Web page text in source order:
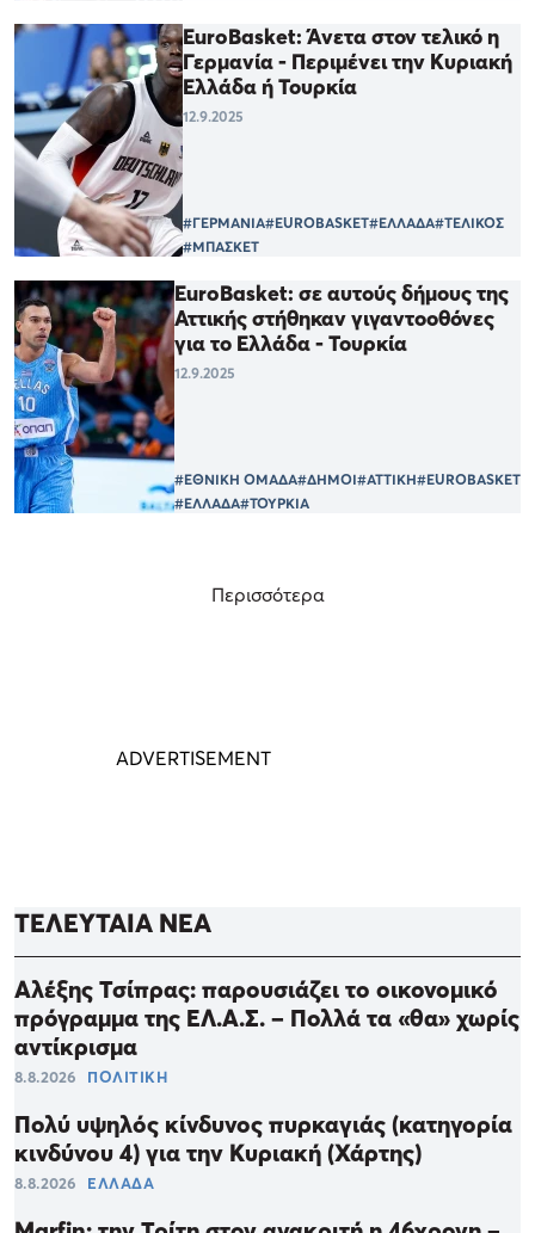
EuroΒasket: Άνετα στον τελικό η
Γερμανία - Περιμένει την Κυριακή
Ελλάδα ή Τουρκία
12.9.2025
#ΓΕΡΜΑΝΙΑ#EUROBASKET#ΕΛΛΑΔΑ#ΤΕΛΙΚΟΣ
#ΜΠΑΣΚΕΤ
EuroBasket: σε αυτούς δήμους της
Αττικής στήθηκαν γιγαντοοθόνες
για το Ελλάδα - Τουρκία
12.9.2025
#ΕΘΝΙΚΗ ΟΜΑΔΑ#ΔΗΜΟΙ#ΑΤΤΙΚΗ#EUROBASKET
#ΕΛΛΑΔΑ#ΤΟΥΡΚΙΑ
Περισσότερα
ΤΕΛΕΥΤΑΙΑ ΝΕΑ
Αλέξης Τσίπρας: παρουσιάζει το οικονομικό
πρόγραμμα της ΕΛ.Α.Σ. – Πολλά τα «θα» χωρίς
αντίκρισμα
8.8.2026 ΠΟΛΙΤΙΚΗ
Πολύ υψηλός κίνδυνος πυρκαγιάς (κατηγορία
κινδύνου 4) για την Κυριακή (Χάρτης)
8.8.2026 ΕΛΛΑΔΑ